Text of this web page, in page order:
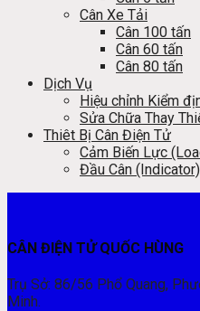
Cân Xe Tải
Cân 100 tấn
Cân 60 tấn
Cân 80 tấn
Dịch Vụ
Hiệu chỉnh Kiểm
Sửa Chữa Thay
Thiêt Bị Cân Điện Tử
Cảm Biến Lực
Đầu Cân (Indicator)
CÂN ĐIỆN TỬ QUỐC HÙNG
Trụ Sở: 86/56 Phổ Quang,
Minh.